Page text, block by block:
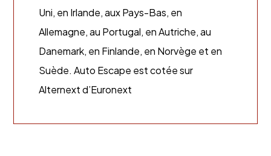
Uni, en Irlande, aux Pays-Bas, en
Allemagne, au Portugal, en Autriche, au
Danemark, en Finlande, en Norvège et en
Suède. Auto Escape est cotée sur
Alternext d’Euronext